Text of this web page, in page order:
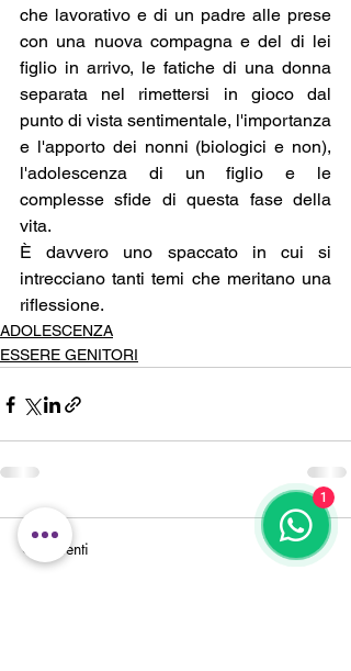
che lavorativo e di un padre alle prese
con una nuova compagna e del di lei
figlio in arrivo, le fatiche di una donna
separata nel rimettersi in gioco dal
punto di vista sentimentale, l'importanza
e l'apporto dei nonni (biologici e non),
l'adolescenza di un figlio e le
complesse sfide di questa fase della
vita.
È davvero uno spaccato in cui si
intrecciano tanti temi che meritano una
riflessione.
ADOLESCENZA
ESSERE GENITORI
Commenti
1